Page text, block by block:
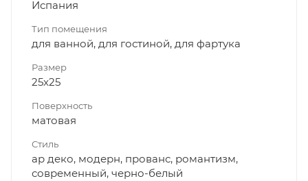
Испания
Тип помещения
для ванной, для гостиной, для фартука
Размер
25x25
Поверхность
матовая
Стиль
ар деко, модерн, прованс, романтизм,
современный, черно-белый